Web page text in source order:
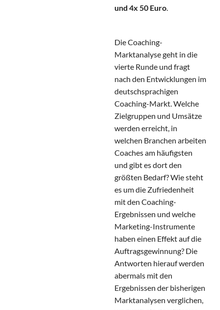
und 4x 50 Euro.
Die Coaching-
Marktanalyse geht in die
vierte Runde und fragt
nach den Entwicklungen im
deutschsprachigen
Coaching-Markt. Welche
Zielgruppen und Umsätze
werden erreicht, in
welchen Branchen arbeiten
Coaches am häufigsten
und gibt es dort den
größten Bedarf? Wie steht
es um die Zufriedenheit
mit den Coaching-
Ergebnissen und welche
Marketing-Instrumente
haben einen Effekt auf die
Auftragsgewinnung? Die
Antworten hierauf werden
abermals mit den
Ergebnissen der bisherigen
Marktanalysen verglichen,